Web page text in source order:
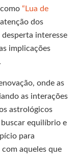
“Lua de
dos
interesse
implicações
onde as
as interações
astrológicos
buscar equilíbrio e
para
aqueles que